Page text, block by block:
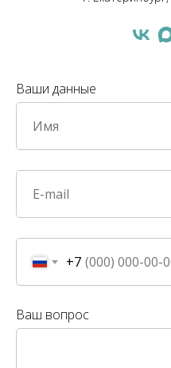
Ваши данные
+7
Ваш вопрос